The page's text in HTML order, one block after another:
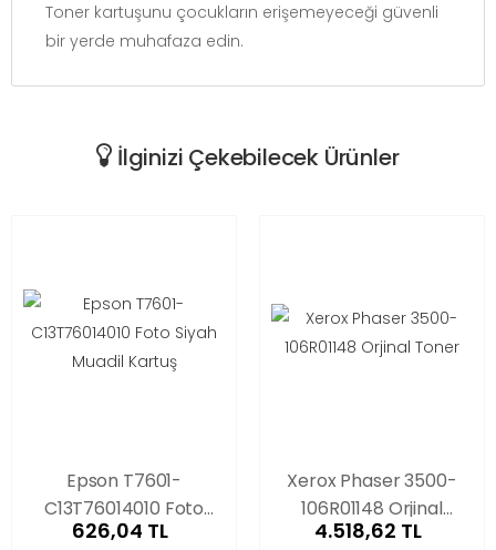
Toner kartuşunu çocukların erişemeyeceği güvenli
bir yerde muhafaza edin.
İlginizi Çekebilecek Ürünler
Epson T7601-
C13T76014010 Foto
Siyah Muadil Kartuş
626,04 TL
Xerox Phaser 3500-
106R01148 Orjinal
Toner
4.518,62 TL